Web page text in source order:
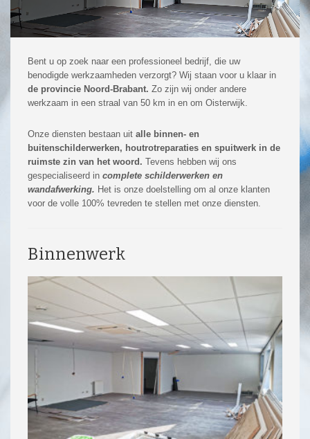
Bent u op zoek naar een professioneel bedrijf, die uw
benodigde werkzaamheden verzorgt? Wij staan voor u klaar in
de provincie Noord-Brabant. Zo zijn wij onder andere
werkzaam in een straal van 50 km in en om Oisterwijk.
Onze diensten bestaan uit alle binnen- en
buitenschilderwerken, houtrotreparaties en spuitwerk in de
ruimste zin van het woord. Tevens hebben wij ons
gespecialiseerd in complete schilderwerken en
wandafwerking. Het is onze doelstelling om al onze klanten
voor de volle 100% tevreden te stellen met onze diensten.
Binnenwerk